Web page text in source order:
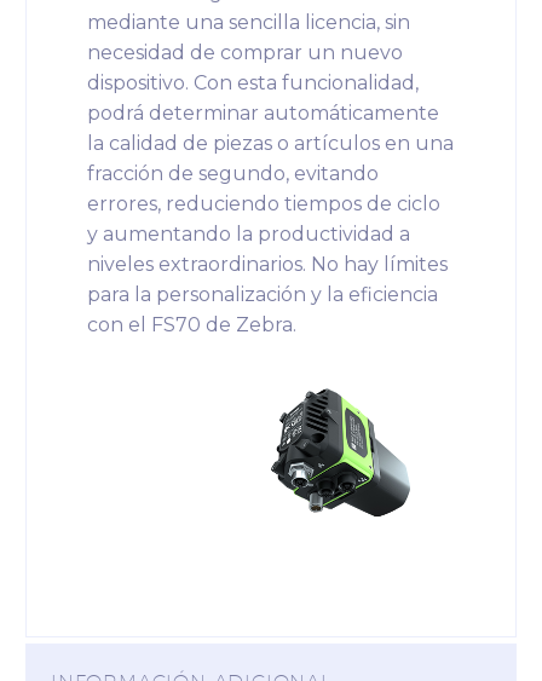
mediante una sencilla licencia, sin
necesidad de comprar un nuevo
dispositivo. Con esta funcionalidad,
podrá determinar automáticamente
la calidad de piezas o artículos en una
fracción de segundo, evitando
errores, reduciendo tiempos de ciclo
y aumentando la productividad a
niveles extraordinarios. No hay límites
para la personalización y la eficiencia
con el FS70 de Zebra.